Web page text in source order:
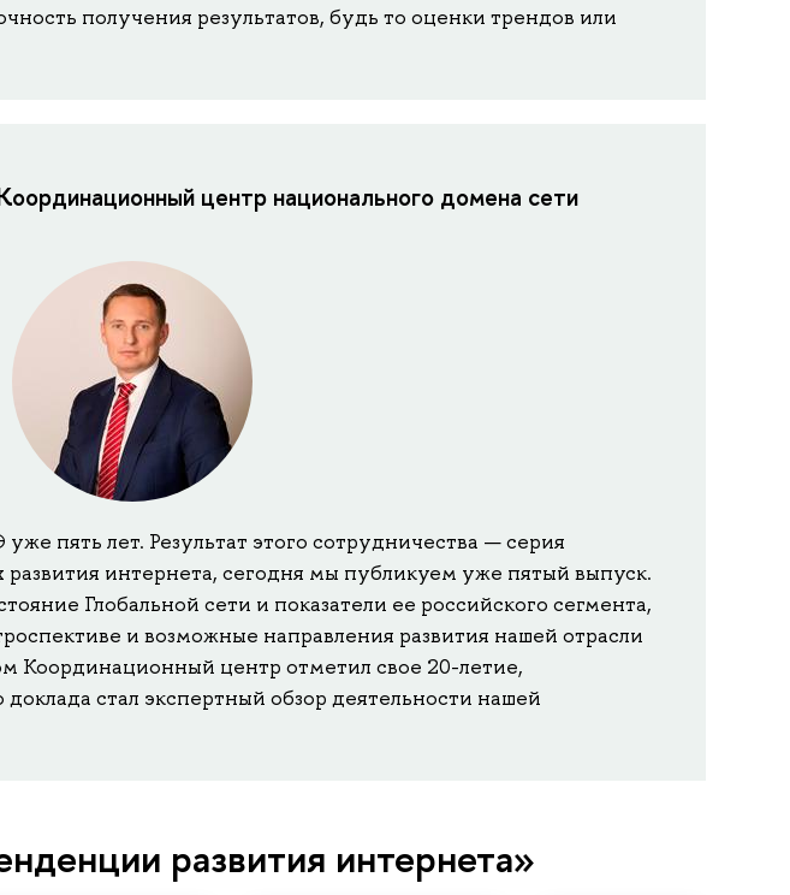
получения результатов, будь то оценки трендов или
центр национального домена сети
лет. Результат этого сотрудничества — серия
интернета, сегодня мы публикуем уже пятый выпуск.
Глобальной сети и показатели ее российского сегмента,
и возможные направления развития нашей отрасли
Координационный центр отметил свое 20-летие,
стал экспертный обзор деятельности нашей
развития интернета»